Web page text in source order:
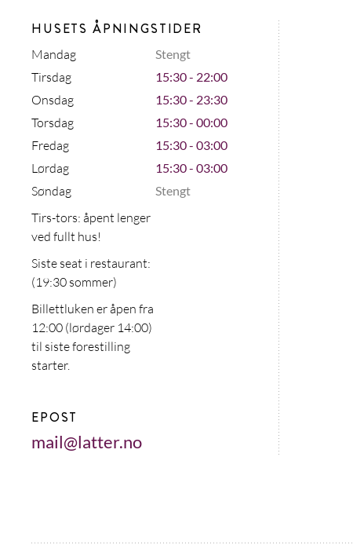
HUSETS ÅPNINGSTIDER
Mandag Stengt
Tirsdag 15:30 - 22:00
Onsdag 15:30 - 23:30
Torsdag 15:30 - 00:00
Fredag 15:30 - 03:00
Lørdag 15:30 - 03:00
Søndag Stengt
Tirs-tors: åpent lenger
ved fullt hus!
Siste seat i restaurant:
(19:30 sommer)
Billettluken er åpen fra
12:00 (lørdager 14:00)
til siste forestilling
starter.
EPOST
mail@latter.no